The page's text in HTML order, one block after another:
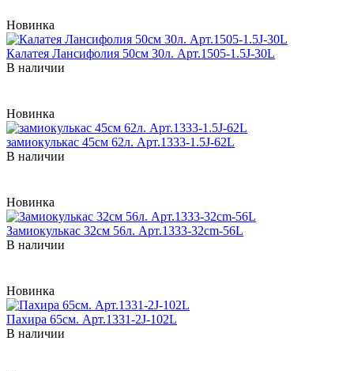
Новинка
Калатея Лансифолия 50см 30л. Арт.1505-1.5J-30L
В наличии
Новинка
замиокулькас 45см 62л. Арт.1333-1.5J-62L
В наличии
Новинка
Замиокулькас 32см 56л. Арт.1333-32cm-56L
В наличии
Новинка
Пахира 65см. Арт.1331-2J-102L
В наличии